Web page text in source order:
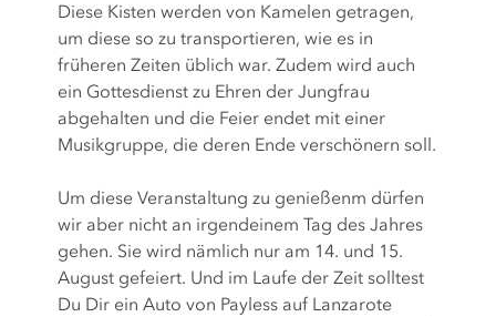
Diese Kisten werden von Kamelen getragen,
um diese so zu transportieren, wie es in
früheren Zeiten üblich war. Zudem wird auch
ein Gottesdienst zu Ehren der Jungfrau
abgehalten und die Feier endet mit einer
Musikgruppe, die deren Ende verschönern soll.
Um diese Veranstaltung zu genießenm dürfen
wir aber nicht an irgendeinem Tag des Jahres
gehen. Sie wird nämlich nur am 14. und 15.
August gefeiert. Und im Laufe der Zeit solltest
Du Dir ein Auto von Payless auf Lanzarote